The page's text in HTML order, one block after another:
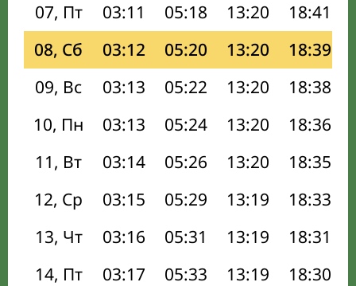
07, Пт
03:11 05:18 13:20 18:41
08, Сб
03:12 05:20 13:20 18:39
09, Вс
03:13 05:22 13:20 18:38
10, Пн
03:13 05:24 13:20 18:36
11, Вт
03:14 05:26 13:20 18:35
12, Ср
03:15 05:29 13:19 18:33
13, Чт
03:16 05:31 13:19 18:31
14, Пт
03:17 05:33 13:19 18:30